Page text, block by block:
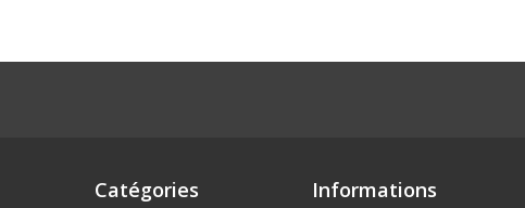
Catégories Informations